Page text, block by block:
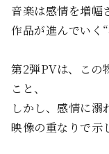
音楽は感情を増幅
作品が進んでいく
第2弾PVは、この
こと、
しかし、感情に溺
映像の重なりで示